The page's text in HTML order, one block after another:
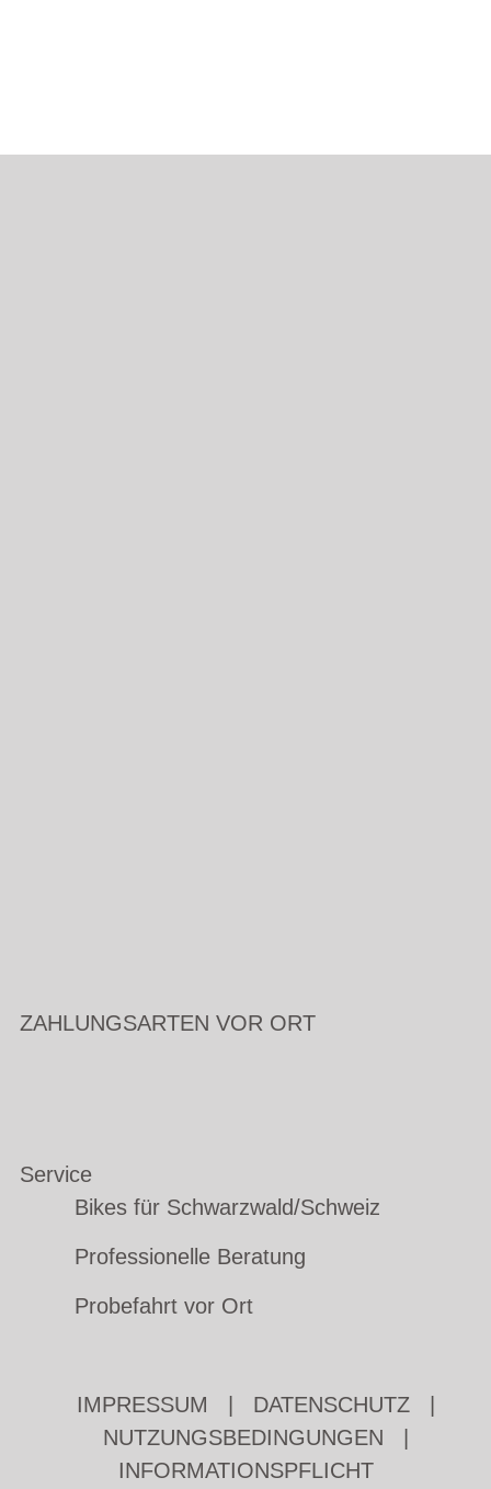
ZAHLUNGSARTEN VOR ORT
Service
Bikes für Schwarzwald/Schweiz
Professionelle Beratung
Probefahrt vor Ort
IMPRESSUM DATENSCHUTZ
NUTZUNGSBEDINGUNGEN
INFORMATIONSPFLICHT